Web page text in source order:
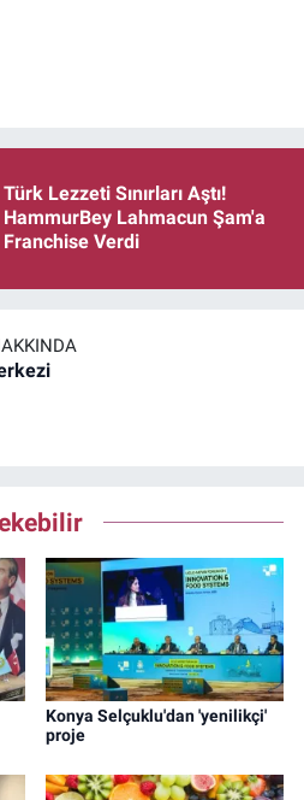
Türk Lezzeti Sınırları Aştı!
HammurBey Lahmacun Şam'a
Franchise Verdi
Konya Selçuklu'dan 'yenilikçi'
proje